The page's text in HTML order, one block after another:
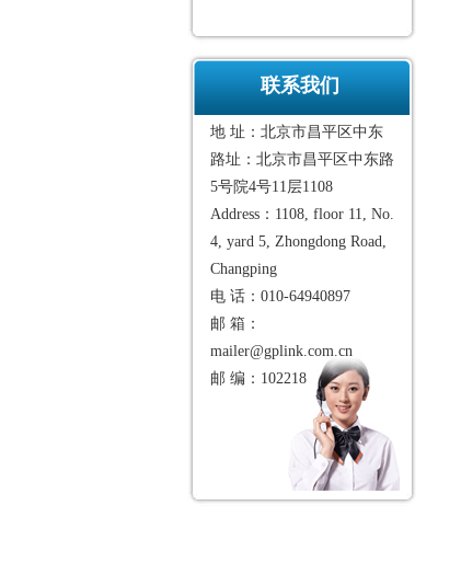
联系我们
地 址：北京市昌平区中东
路址：北京市昌平区中东路
5号院4号11层1108
Address：1108, floor 11, No.
4, yard 5, Zhongdong Road,
Changping
电 话：010-64940897
邮 箱：
mailer@gplink.com.cn
邮 编：102218